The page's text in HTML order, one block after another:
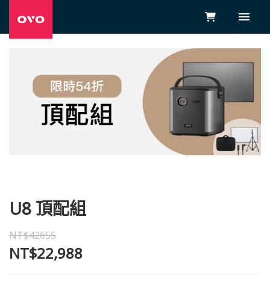
U8 頂配組
NT$42655
NT$22,988